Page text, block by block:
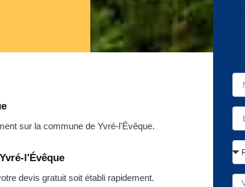
sur la commune de Yvré-l'Évêque.
l'Évêque
devis gratuit soit établi rapidement.